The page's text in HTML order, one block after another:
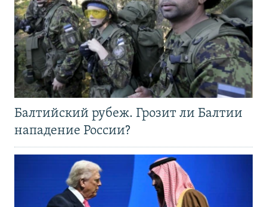
Балтийский рубеж. Грозит ли Балтии
нападение России?